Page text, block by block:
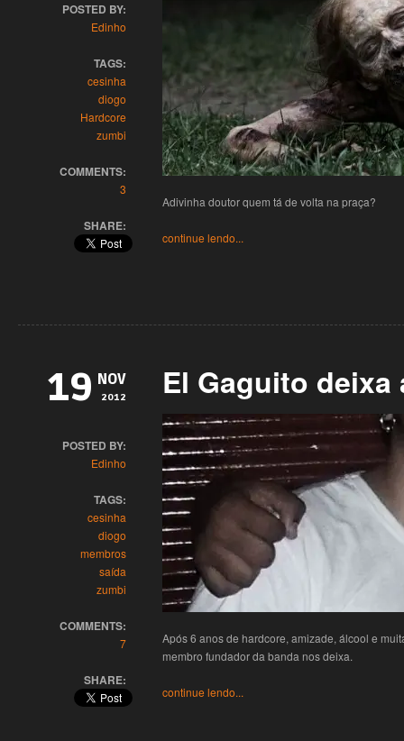
POSTED BY:
Edinho
TAGS:
cesinha
diogo
Hardcore
zumbi
COMMENTS:
3
SHARE:
Adivinha doutor quem tá de volta na praça?
continue lendo...
19 NOV
2012
POSTED BY:
Edinho
TAGS:
cesinha
diogo
membros
saída
zumbi
COMMENTS:
7
SHARE:
El Gaguito deixa
Após 6 anos de hardcore, amizade, álcool e
membro fundador da banda nos deixa.
continue lendo...